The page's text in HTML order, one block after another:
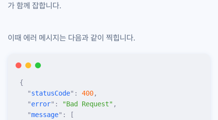
가 함께 잡합니다.
이때 에러 메시지는 다음과 같이 찍힙니다.
{
  "
statusCode" : 400,
  "
error" : "Bad Request" ,
  "
message" :
[